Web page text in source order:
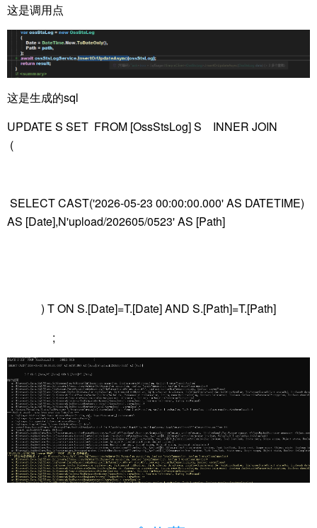
这是调用点
这是生成的sql
UPDATE S SET FROM [OssStsLog] S INNER JOIN
(
SELECT CAST('2026-05-23 00:00:00.000' AS DATETIME)
AS [Date],N'upload/202605/0523' AS [Path]
) T ON S.[Date]=T.[Date] AND S.[Path]=T.[Path]
;